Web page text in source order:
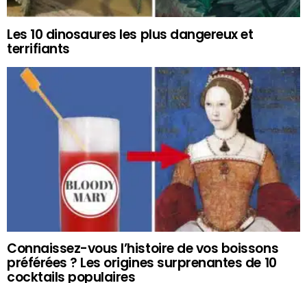
Les 10 dinosaures les plus dangereux et
terrifiants
Connaissez-vous l’histoire de vos boissons
préférées ? Les origines surprenantes de 10
cocktails populaires